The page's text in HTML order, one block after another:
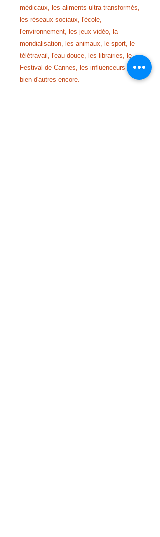
médicaux, les aliments ultra-transformés,
les réseaux sociaux, l'école,
l'environnement, les jeux vidéo, la
mondialisation, les animaux, le sport, le
télétravail, l'eau douce, les librairies, le
Festival de Cannes, les influenceurs et
bien d'autres encore.